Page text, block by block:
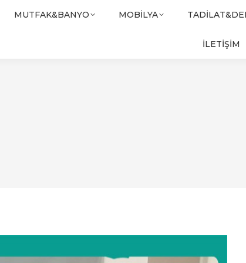
MUTFAK&BANYO MOBILYA
İLETİŞİM